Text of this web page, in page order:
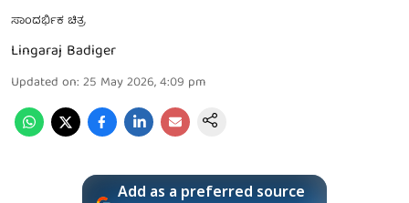
ಸಾಂದರ್ಭಿಕ ಚಿತ್ರ
Lingaraj Badiger
Updated on: 25 May 2026, 4:09 pm
Add as a preferred source